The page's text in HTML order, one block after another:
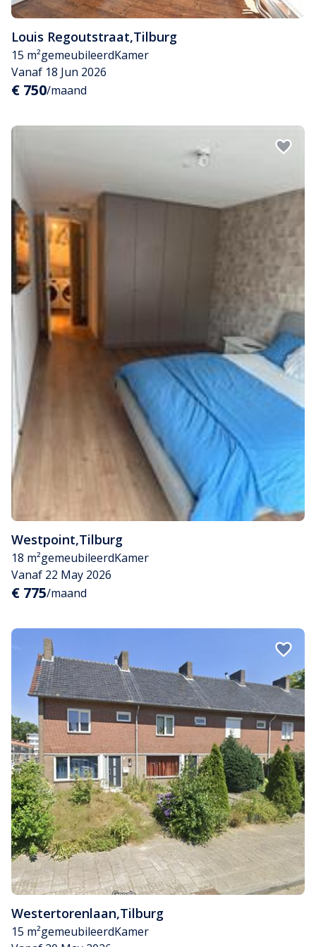
Louis Regoutstraat,Tilburg
15 m²gemeubileerdKamer
Vanaf 18 Jun 2026
€ 750/maand
Westpoint,Tilburg
18 m²gemeubileerdKamer
Vanaf 22 May 2026
€ 775/maand
Westertorenlaan,Tilburg
15 m²gemeubileerdKamer